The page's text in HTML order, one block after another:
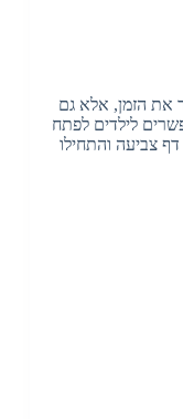
את הזמן, אלא גם
לילדים לפתח
צביעה והתחילו